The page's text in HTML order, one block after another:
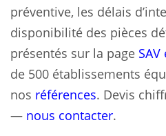
préventive, les délais
disponibilité des pièces
présentés sur la page
de 500 établissements
nos références. Devis
— nous contacter.